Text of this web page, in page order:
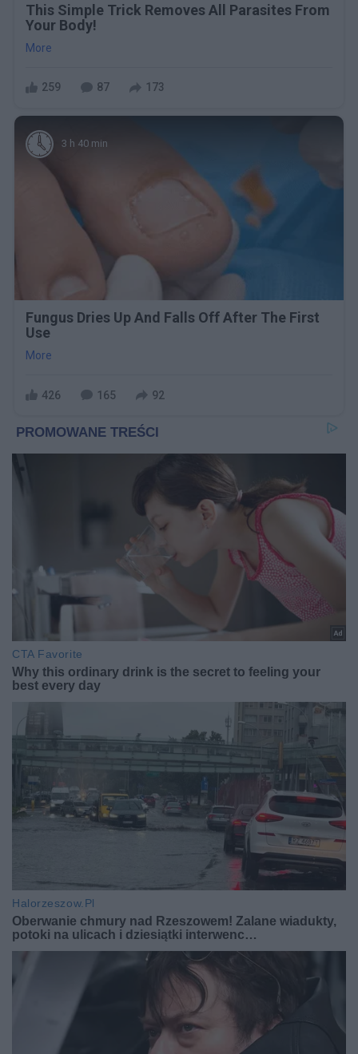
This Simple Trick Removes All Parasites From
Your Body!
More
259 87 173
3 h 40 min
Fungus Dries Up And Falls Off After The First
Use
More
426 165 92